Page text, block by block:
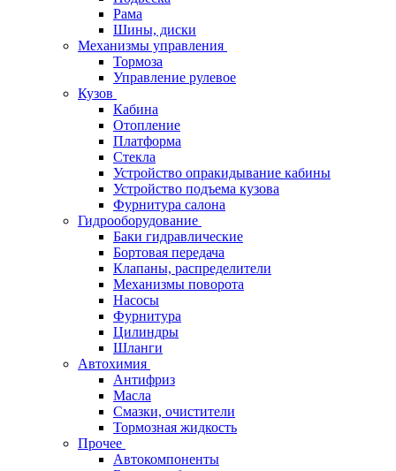
Рама
Шины, диски
Механизмы управления
Тормоза
Управление рулевое
Кузов
Кабина
Отопление
Платформа
Стекла
Устройство опракидывание кабины
Устройство подъема кузова
Фурнитура салона
Гидрооборудование
Баки гидравлические
Бортовая передача
Клапаны, распределители
Механизмы поворота
Насосы
Фурнитура
Цилиндры
Шланги
Автохимия
Антифриз
Масла
Смазки, очистители
Тормозная жидкость
Прочее
Автокомпоненты